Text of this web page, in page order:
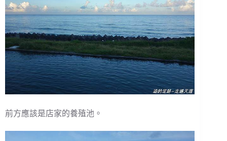
前方應該是店家的養殖池。